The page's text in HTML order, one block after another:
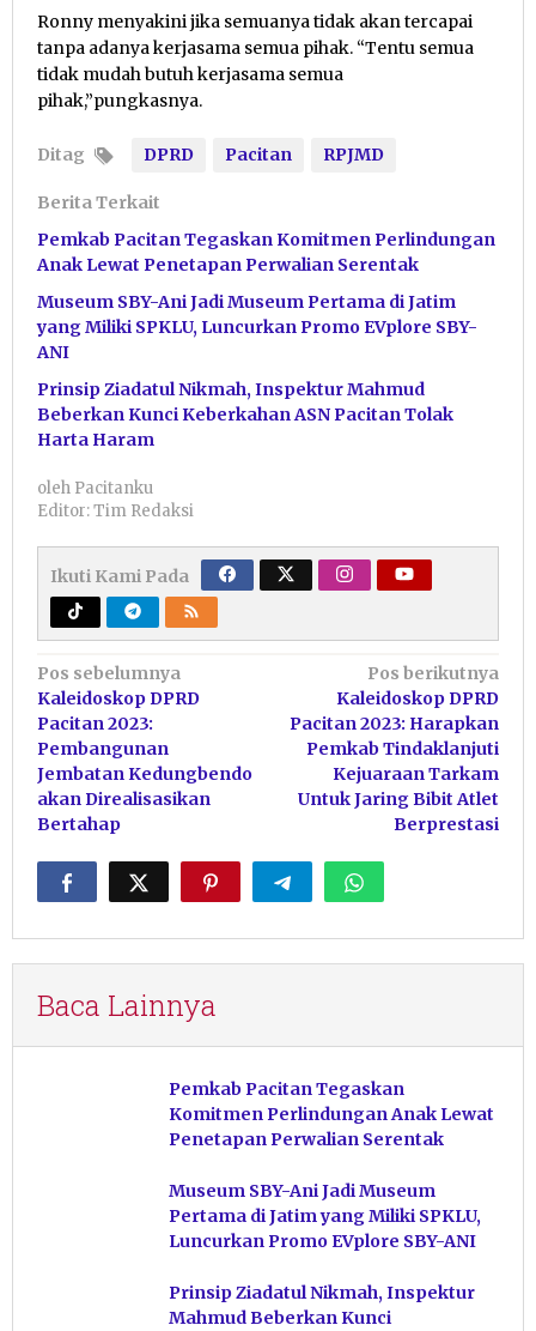
Ronny menyakini jika semuanya tidak akan tercapai
tanpa adanya kerjasama semua pihak. “Tentu semua
tidak mudah butuh kerjasama semua
pihak,”pungkasnya.
Ditag DPRD Pacitan RPJMD
Berita Terkait
Pemkab Pacitan Tegaskan Komitmen Perlindungan
Anak Lewat Penetapan Perwalian Serentak
Museum SBY-Ani Jadi Museum Pertama di Jatim
yang Miliki SPKLU, Luncurkan Promo EVplore SBY-
ANI
Prinsip Ziadatul Nikmah, Inspektur Mahmud
Beberkan Kunci Keberkahan ASN Pacitan Tolak
Harta Haram
oleh Pacitanku
Editor: Tim Redaksi
Ikuti Kami Pada
Navigasi
pos
Pos sebelumnya
Kaleidoskop DPRD
Pacitan 2023:
Pembangunan
Jembatan Kedungbendo
akan Direalisasikan
Bertahap
Pos berikutnya
Kaleidoskop DPRD
Pacitan 2023: Harapkan
Pemkab Tindaklanjuti
Kejuaraan Tarkam
Untuk Jaring Bibit Atlet
Berprestasi
Baca Lainnya
Pemkab Pacitan Tegaskan
Komitmen Perlindungan Anak Lewat
Penetapan Perwalian Serentak
Museum SBY-Ani Jadi Museum
Pertama di Jatim yang Miliki SPKLU,
Luncurkan Promo EVplore SBY-ANI
Prinsip Ziadatul Nikmah, Inspektur
Mahmud Beberkan Kunci